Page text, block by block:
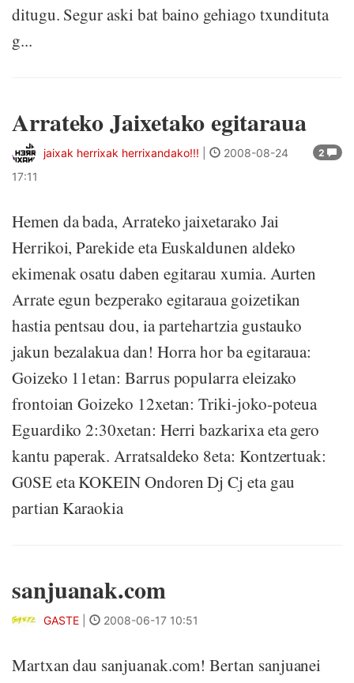
ditugu. Segur aski bat baino gehiago txundituta
g...
Arrateko Jaixetako egitaraua
2
jaixak herrixak herrixandako!!!
2008-08-24
17:11
Hemen da bada, Arrateko jaixetarako Jai
Herrikoi, Parekide eta Euskaldunen aldeko
ekimenak osatu daben egitarau xumia. Aurten
Arrate egun bezperako egitaraua goizetikan
hastia pentsau dou, ia partehartzia gustauko
jakun bezalakua dan! Horra hor ba egitaraua:
Goizeko 11etan: Barrus popularra eleizako
frontoian Goizeko 12xetan: Triki-joko-poteua
Eguardiko 2:30xetan: Herri bazkarixa eta gero
kantu paperak. Arratsaldeko 8eta: Kontzertuak:
G0SE eta KOKEIN Ondoren Dj Cj eta gau
partian Karaokia
sanjuanak.com
GASTE 2008-06-17 10:51
Martxan dau sanjuanak.com! Bertan sanjuanei